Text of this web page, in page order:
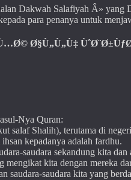
Dakwah Salafiyah Â»
para penanya untuk
Ø§Ù„Ù„Ù‡
Nya Quran:
salaf Shalih), terutama di
kepadanya adalah fardhu.
saudara sekandung kita
mengikat kita dengan mereka
saudara-saudara kita yang